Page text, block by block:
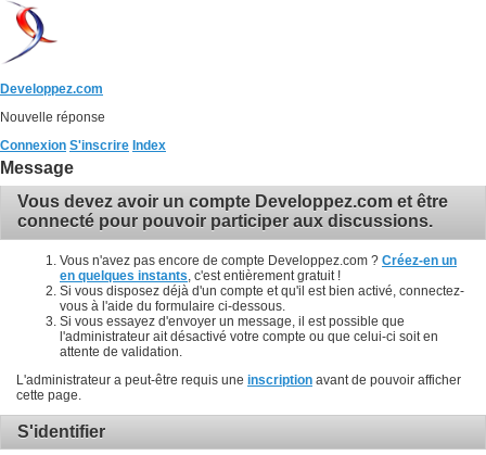
Developpez.com
Nouvelle réponse
Connexion S'inscrire Index
Message
Vous devez avoir un compte Developpez.com et être
connecté pour pouvoir participer aux discussions.
Vous n'avez pas encore de compte Developpez.com ? Créez-en un
en quelques instants , c'est entièrement gratuit !
Si vous disposez déjà d'un compte et qu'il est bien activé, connectez-
vous à l'aide du formulaire ci-dessous.
Si vous essayez d'envoyer un message, il est possible que
l'administrateur ait désactivé votre compte ou que celui-ci soit en
attente de validation.
L'administrateur a peut-être requis une inscription avant de pouvoir afficher
cette page.
S'identifier